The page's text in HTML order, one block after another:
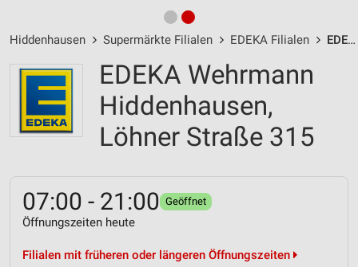
Hiddenhausen Supermärkte Filialen EDEKA Filialen EDEKA Wehrmann Hiddenhausen / Löhner Straße 315 - Öffnungszeiten & Adresse
EDEKA Wehrmann
Hiddenhausen,
Löhner Straße 315
07:00 - 21:00 Geöffnet
Öffnungszeiten heute
Filialen mit früheren oder längeren Öffnungszeiten